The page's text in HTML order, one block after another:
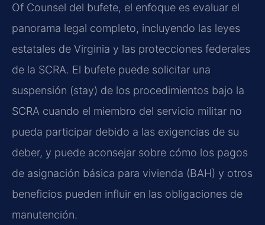
Of Counsel del bufete, el enfoque es evaluar el
panorama legal completo, incluyendo las leyes
estatales de Virginia y las protecciones federales
de la SCRA. El bufete puede solicitar una
suspensión (stay) de los procedimientos bajo la
SCRA cuando el miembro del servicio militar no
pueda participar debido a las exigencias de su
deber, y puede aconsejar sobre cómo los pagos
de asignación básica para vivienda (BAH) y otros
beneficios pueden influir en las obligaciones de
manutención.